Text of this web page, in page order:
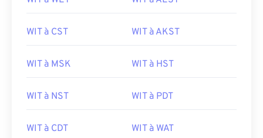
WIT à CST WIT à AKST
WIT à MSK WIT à HST
WIT à NST WIT à PDT
WIT à CDT WIT à WAT